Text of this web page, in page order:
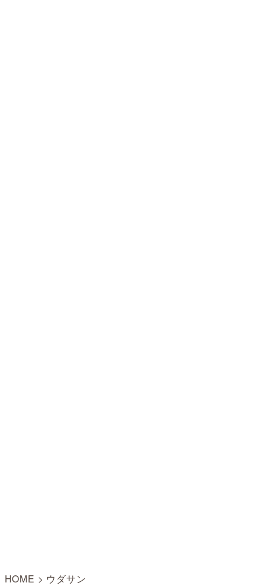
HOME > ウダサン